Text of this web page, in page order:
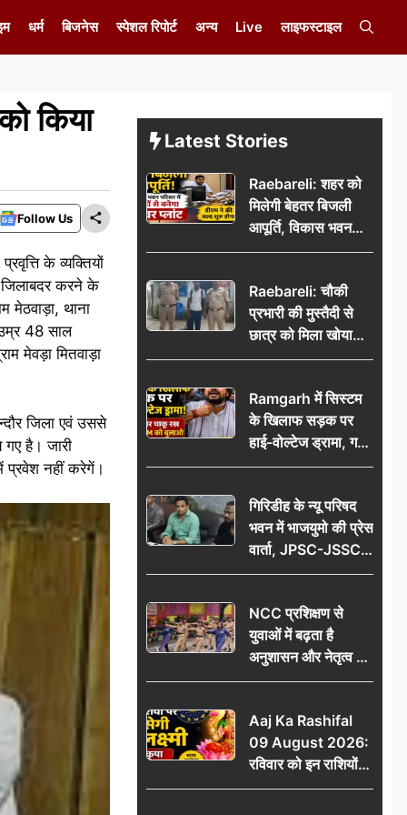
धर्म बिजनेस स्पेशल रिपोर्ट अन्य Live लाइफस्टाइल
किया
Follow Us
के व्यक्तियों
जिलाबदर करने के
मेठवाड़ा, थाना
उम्र 48 साल
मेवड़ा मितवाड़ा
जिला एवं उससे
है। जारी
प्रवेश नहीं करेगें।
Latest Stories
Raebareli: शहर को
मिलेगी बेहतर बिजली
आपूर्ति, विकास भवन
परिसर में करोड़ों से
Raebareli: चौकी
प्रभारी की मुस्तैदी से
छात्र को मिला खोया
बैग, जरूरी दस्तावेज
पुलिस टीम का जताया
आभार
Ramgarh में सिस्टम
के खिलाफ सड़क पर
हाई-वोल्टेज ड्रामा, गर्दन
पर चाकू रख बोला- CM
वायरल
गिरिडीह के न्यू परिषद
भवन में भाजयुमो की प्रेस
वार्ता, JPSC-JSSC
पेपर लीक के विरोध में
विधानसभा घेराव का
ऐलान
NCC प्रशिक्षण से
युवाओं में बढ़ता है
अनुशासन और नेतृत्व का
गुण: डॉ. जी.एन. खान
Aaj Ka Rashifal
09 August 2026:
रविवार को इन राशियों
पर बरसेगी मां लक्ष्मी की